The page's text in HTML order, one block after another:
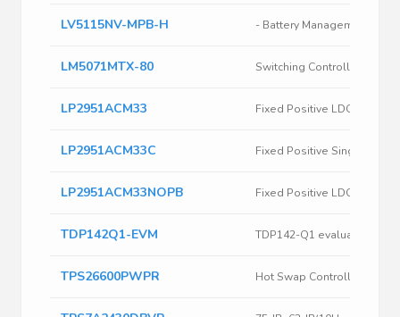
LV5115NV-MPB-H - Battery Management ICs
LM5071MTX-80
LP2951ACM33 Fixed Positive LDO
LP2951ACM33C
LP2951ACM33NOPB Fixed Positive LDO
TDP142Q1-EVM TDP142-Q1 evaluation
TPS26600PWPR